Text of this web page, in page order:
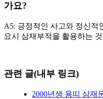
가요?
A5: 긍정적인 사고와 정신적
요시 삼재부적을 활용하는
관련 글(내부 링크)
2000년생 용띠 삼재